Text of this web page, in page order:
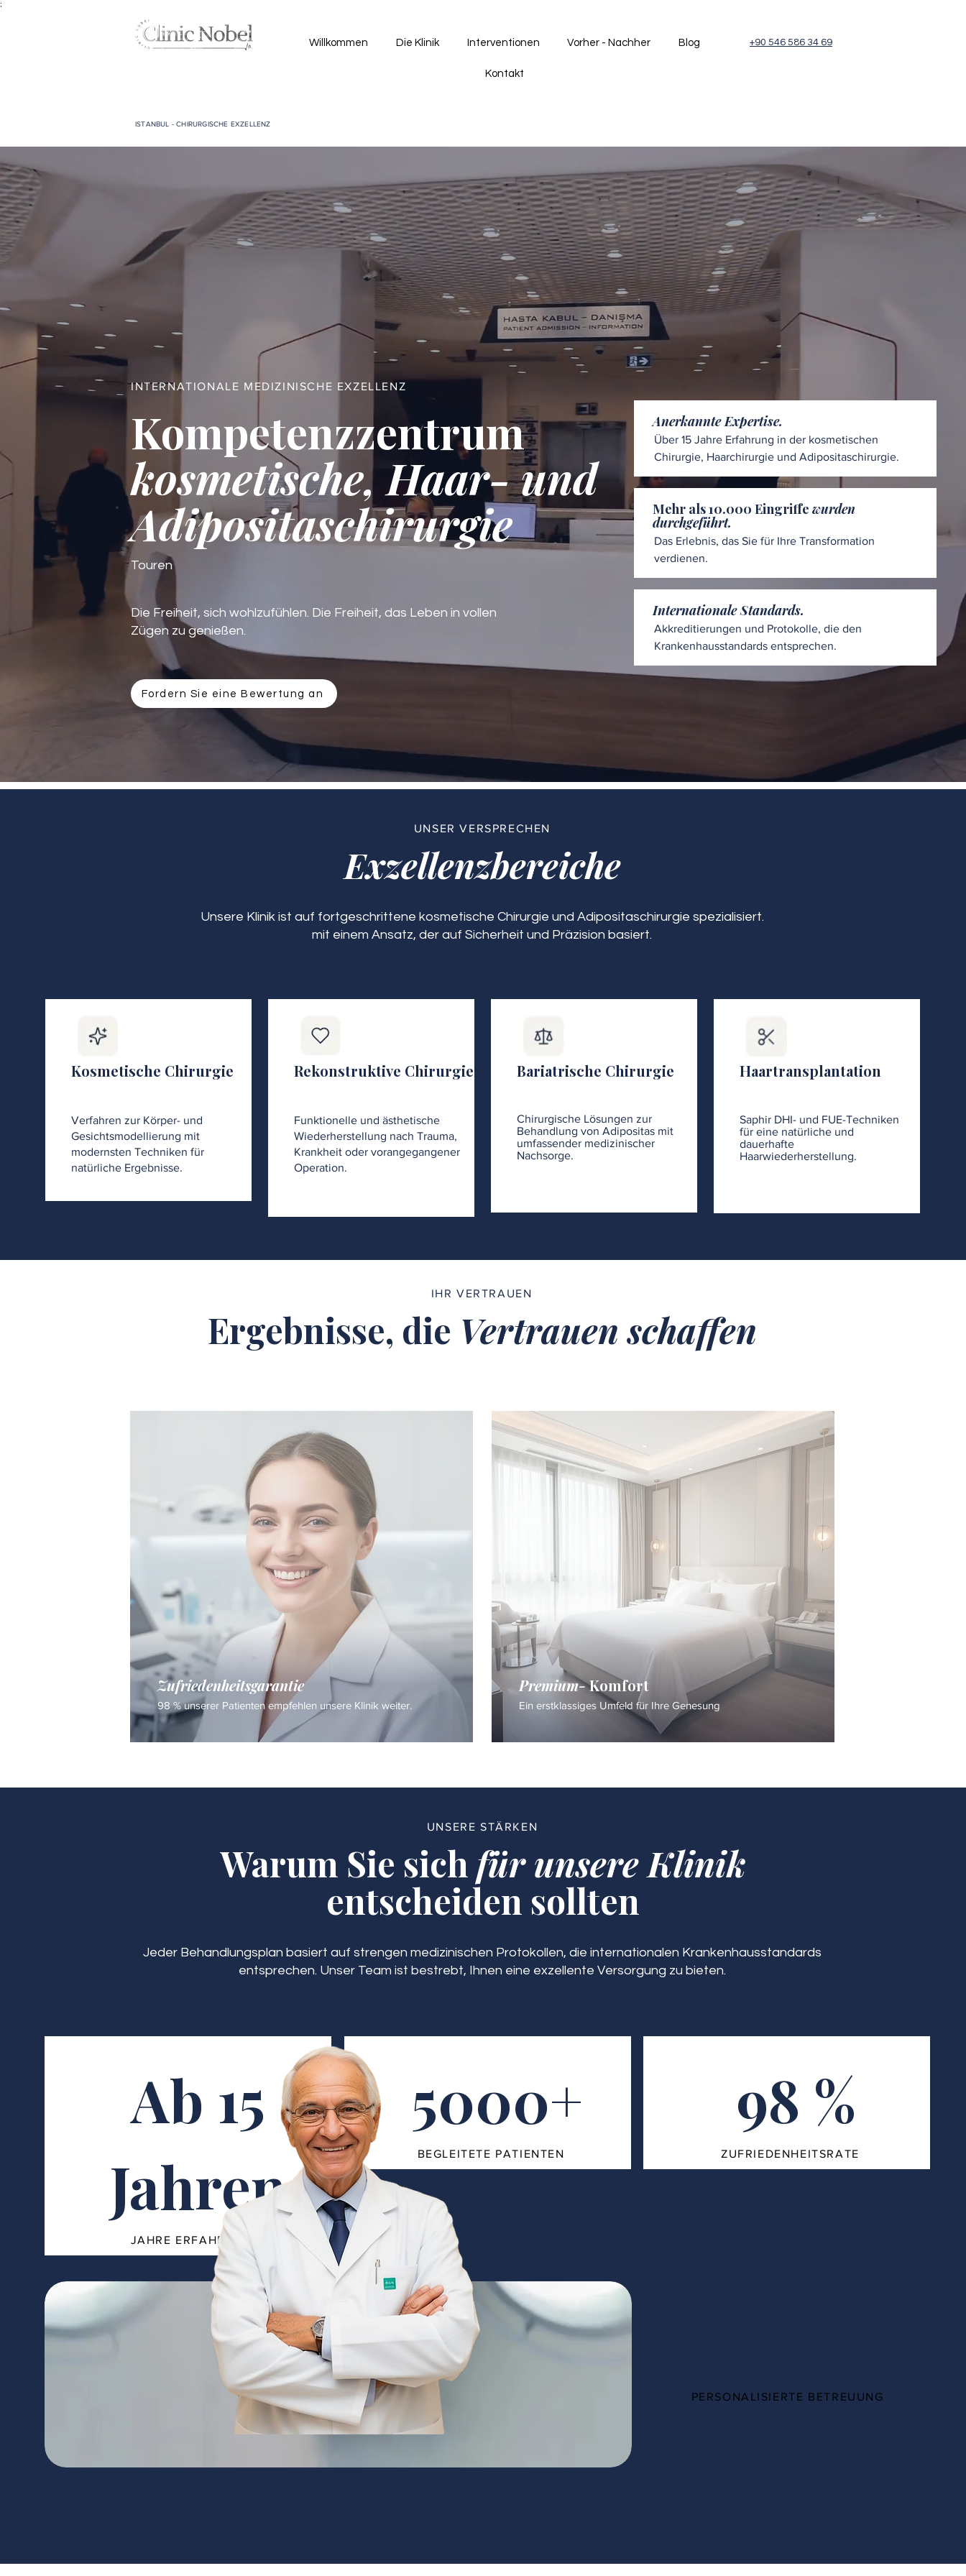
;
Willkommen Die Klinik Interventionen Vorher - Nachher Blog
Kontakt
ISTANBUL - CHIRURGISCHE EXZELLENZ
+90 546 586 34 69
INTERNATIONALE MEDIZINISCHE EXZELLENZ
Kompetenzzentrum
kosmetische, Haar- und
Adipositaschirurgie
Touren
Die Freiheit, sich wohlzufühlen. Die Freiheit, das Leben in vollen
Zügen zu genießen.
Anerkannte Expertise.
Über 15 Jahre Erfahrung in der kosmetischen
Chirurgie, Haarchirurgie und Adipositaschirurgie.
Mehr als 10.000 Eingriffe wurden
durchgeführt.
Das Erlebnis, das Sie für Ihre Transformation
verdienen.
Internationale Standards.
Akkreditierungen und Protokolle, die den
Krankenhausstandards entsprechen.
Fordern Sie eine Bewertung an
UNSER VERSPRECHEN
Exzellenzbereiche
Unsere Klinik ist auf fortgeschrittene kosmetische Chirurgie und Adipositaschirurgie spezialisiert.
mit einem Ansatz, der auf Sicherheit und Präzision basiert.
Kosmetische Chirurgie
Verfahren zur Körper- und
Gesichtsmodellierung mit
modernsten Techniken für
natürliche Ergebnisse.
Rekonstruktive Chirurgie
Funktionelle und ästhetische
Wiederherstellung nach Trauma,
Krankheit oder vorangegangener
Operation.
Bariatrische Chirurgie
Chirurgische Lösungen zur
Behandlung von Adipositas mit
umfassender medizinischer
Nachsorge.
Haartransplantation
Saphir DHI- und FUE-Techniken
für eine natürliche und
dauerhafte
Haarwiederherstellung.
IHR VERTRAUEN
Ergebnisse, die Vertrauen schaffen
Zufriedenheitsgarantie
98 % unserer Patienten empfehlen unsere Klinik weiter.
Premium-Komfort
Ein erstklassiges Umfeld für Ihre Genesung
UNSERE STÄRKEN
Warum Sie sich für unsere Klinik
entscheiden sollten
Jeder Behandlungsplan basiert auf strengen medizinischen Protokollen, die internationalen Krankenhausstandards
entsprechen. Unser Team ist bestrebt, Ihnen eine exzellente Versorgung zu bieten.
Ab 15
Jahren
JAHRE ERFAHRUNG
5000+
BEGLEITETE PATIENTEN
98 %
ZUFRIEDENHEITSRATE
PERSONALISIERTE BETREUUNG